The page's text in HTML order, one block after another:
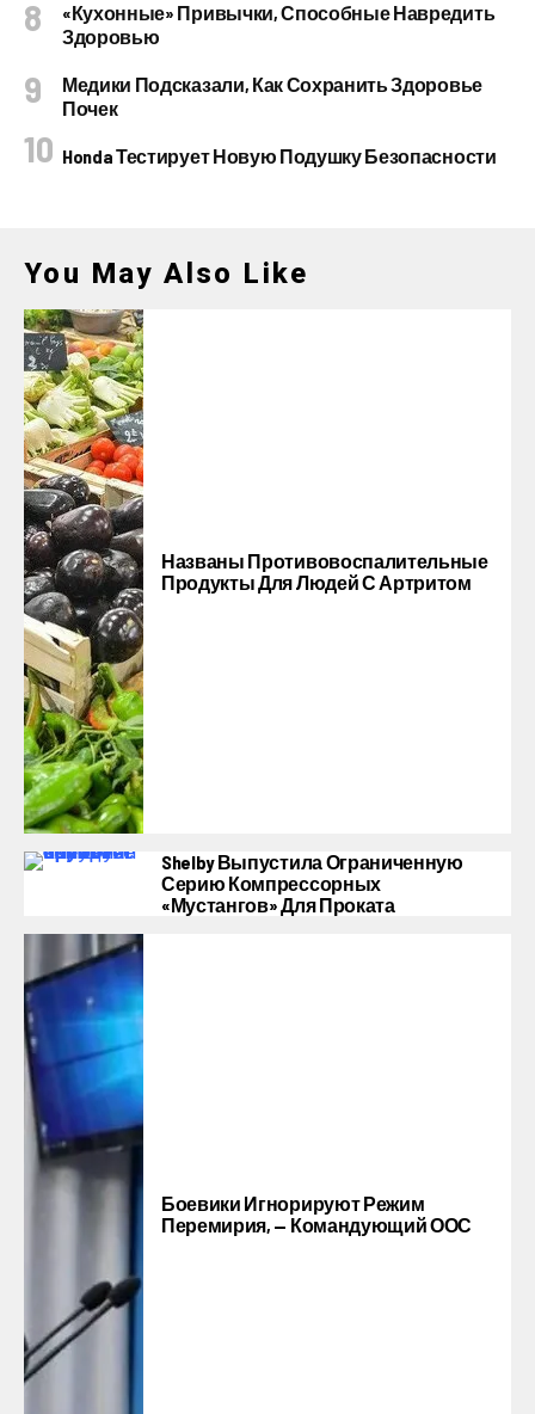
«Кухонные» Привычки, Способные Навредить
Здоровью
Медики Подсказали, Как Сохранить Здоровье
Почек
Honda Тестирует Новую Подушку Безопасности
You May Also Like
Названы Противовоспалительные
Продукты Для Людей С Артритом
Shelby Выпустила Ограниченную
Серию Компрессорных
«Мустангов» Для Проката
Боевики Игнорируют Режим
Перемирия, — Командующий ООС